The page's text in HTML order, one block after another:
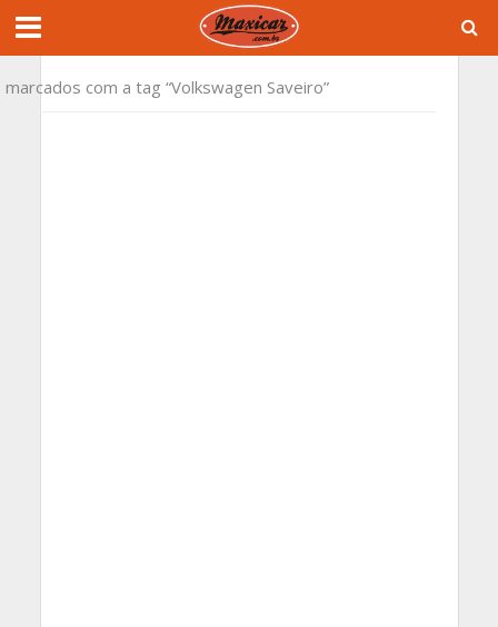
com a tag “Volkswagen Saveiro”